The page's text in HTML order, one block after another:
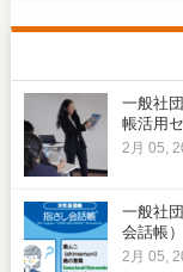
一般社
帳活用
2月 05,
一般社
会話帳）
2月 05,